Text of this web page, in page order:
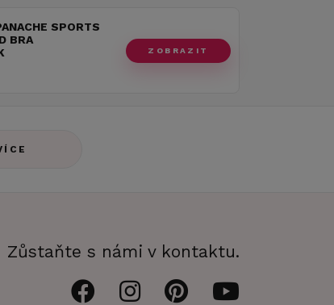
SPORTS
BRA
ZOBRAZIT
Zůstaňte s námi v kontaktu.